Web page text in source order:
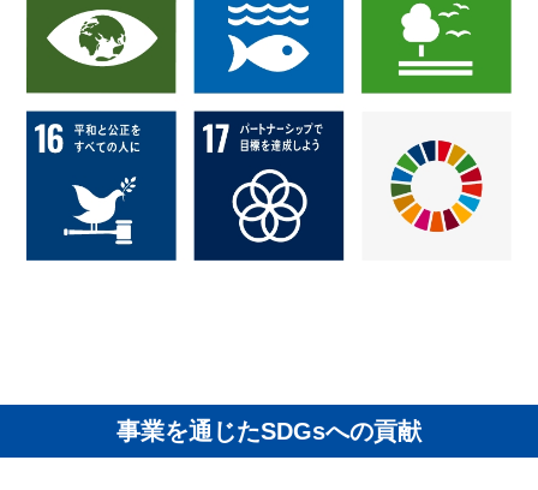
RECRUIT
CONTACT
事業を通じたSDGsへの貢献